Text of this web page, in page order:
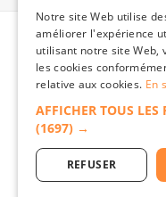
BATISHOP
Qui sommes-nous ?
Nous contacter
C.G de vente
Livraison
Comment commander ?
Notre site Web utilise
améliorer l'expérience
utilisant notre site Web,
les cookies
relative aux cookies. En
AFFICHER TOUS LES
(1697) →
REFUSER